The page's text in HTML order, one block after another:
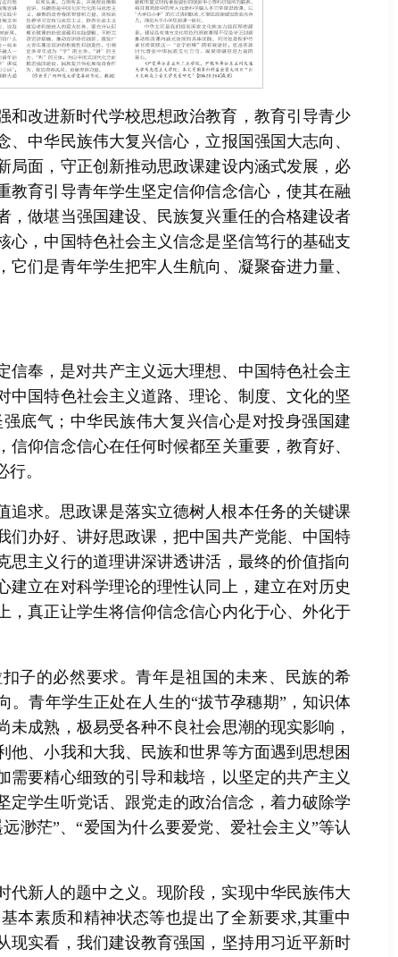
和改进新时代学校思想政治教育，教育引导青少
中华民族伟大复兴信心，立报国强国大志向、
局面，守正创新推动思政课建设内涵式发展，必
教育引导青年学生坚定信仰信念信心，使其在融
，做堪当强国建设、民族复兴重任的合格建设者
心，中国特色社会主义信念是坚信笃行的基础支
们是青年学生把牢人生航向、凝聚奋进力量、
奉，是对共产主义远大理想、中国特色社会主
中国特色社会主义道路、理论、制度、文化的坚
底气；中华民族伟大复兴信心是对投身强国建
仰信念信心在任何时候都至关重要，教育好、
。
追求。思政课是落实立德树人根本任务的关键课
们办好、讲好思政课，把中国共产党能、中国特
主义行的道理讲深讲透讲活，最终的价值指向
立在对科学理论的理性认同上，建立在对历史
，真正让学生将信仰信念信心内化于心、外化于
子的必然要求。青年是祖国的未来、民族的希
青年学生正处在人生的“拔节孕穗期”，知识体
成熟，极易受各种不良社会思潮的现实影响，
、小我和大我、民族和世界等方面遇到思想困
要精心细致的引导和栽培，以坚定的共产主义
定学生听党话、跟党走的政治信念，着力破除学
渺茫”、“爱国为什么要爱党、爱社会主义”等认
代新人的题中之义。现阶段，实现中华民族伟大
本素质和精神状态等也提出了全新要求,其重中
现实看，我们建设教育强国，坚持用习近平新时